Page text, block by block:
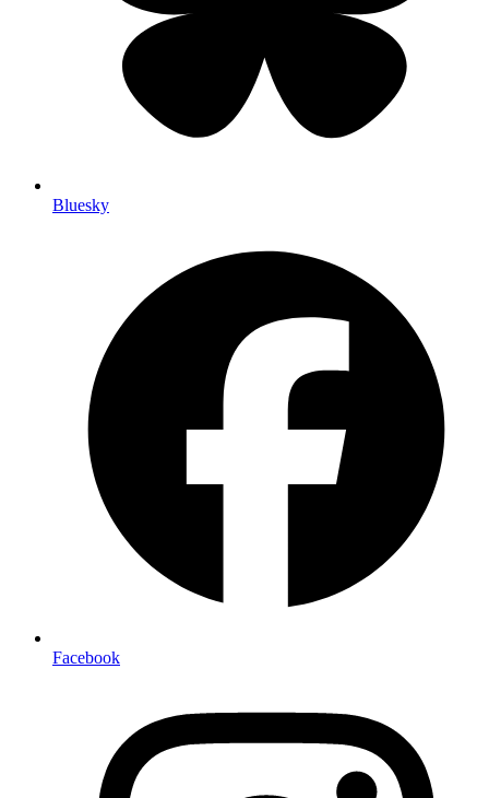
Bluesky
Facebook